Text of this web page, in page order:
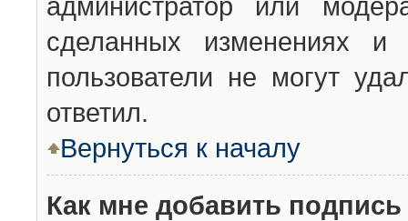
сделанных изменениях
пользователи не могут
ответил.
Вернуться к началу
Как мне добавить